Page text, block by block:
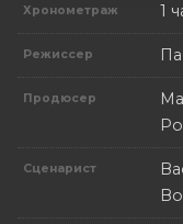
Хронометраж 1
Режиссер
Продюсер
Сценарист